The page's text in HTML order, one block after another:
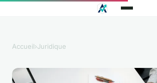
Accueil›Juridique